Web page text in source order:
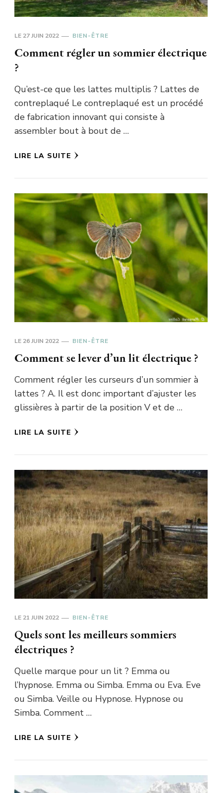
LE 27 JUIN 2022 BIEN-ÊTRE
Comment régler un sommier électrique
?
Qu’est-ce que les lattes multiplis ? Lattes de
contreplaqué Le contreplaqué est un procédé
de fabrication innovant qui consiste à
assembler bout à bout de …
LIRE LA SUITE
LE 26 JUIN 2022 BIEN-ÊTRE
Comment se lever d’un lit électrique ?
Comment régler les curseurs d’un sommier à
lattes ? A. Il est donc important d’ajuster les
glissières à partir de la position V et de …
LIRE LA SUITE
LE 21 JUIN 2022 BIEN-ÊTRE
Quels sont les meilleurs sommiers
électriques ?
Quelle marque pour un lit ? Emma ou
l’hypnose. Emma ou Simba. Emma ou Eva. Eve
ou Simba. Veille ou Hypnose. Hypnose ou
Simba. Comment …
LIRE LA SUITE